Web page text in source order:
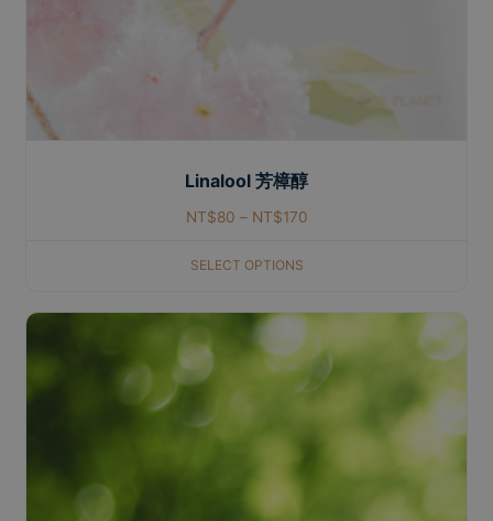
Linalool 芳樟醇
NT$80 – NT$170
SELECT OPTIONS